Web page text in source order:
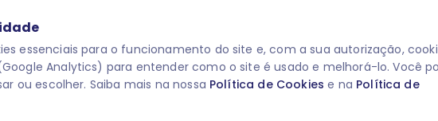
essenciais para o funcionamento do site e, com a sua autorização,
Analytics) para entender como o site é usado e melhorá-lo. Você
ou escolher. Saiba mais na nossa Política de Cookies e na Política de
aqui uma reação adversa com
para o público leigo e para os
medicamentos. M-AS ONE-
O laboratório Servier do Brasil respeita os seus
descredenciar do Programa e apagar, editar ou
você pode fazê-lo a qualquer momento entrando